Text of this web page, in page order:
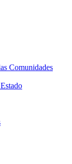
Comunidades